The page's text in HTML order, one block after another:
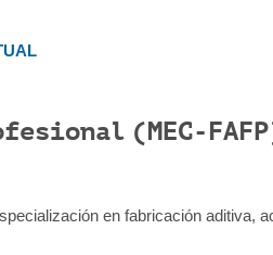
(MEC-
en fabricación aditiva,